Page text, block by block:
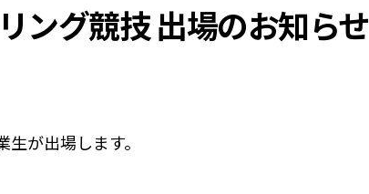
ング競技 出場のお知らせ
が出場します。